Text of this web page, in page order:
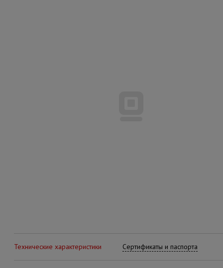
Технические характеристики Сертификаты и паспорта